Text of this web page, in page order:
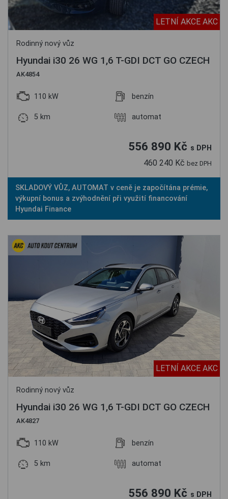
LETNÍ AKCE AKC
Rodinný nový vůz
Hyundai i30 26 WG 1,6 T-GDI DCT GO CZECH
AK4854
110 kW benzín
5 km automat
556 890 Kč s DPH
460 240 Kč bez DPH
SKLADOVÝ VŮZ, AUTOMAT v ceně je započítána prémie,
výkupní bonus a zvýhodnění při využití financování
Hyundai Finance
LETNÍ AKCE AKC
Rodinný nový vůz
Hyundai i30 26 WG 1,6 T-GDI DCT GO CZECH
AK4827
110 kW benzín
5 km automat
556 890 Kč s DPH